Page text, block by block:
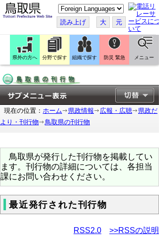
こ
の
ペ
ー
ジ
翻
訳
す
読み上げ 大 元
県外の方へ 分野で探す 組織で探す 防災 緊急 メニュー
現在の位置： ホーム 県政情報 広報・広聴
県政だ
より・刊行物
鳥取県の刊行物
鳥取県が発行した刊行物を掲載してい
ます。刊行物の詳細については、各担当
課にお問い合わせください。
最近発行された刊行物
RSS2.0 >>RSSの説明